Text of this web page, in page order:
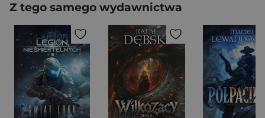
Z tego samego wydawnictwa